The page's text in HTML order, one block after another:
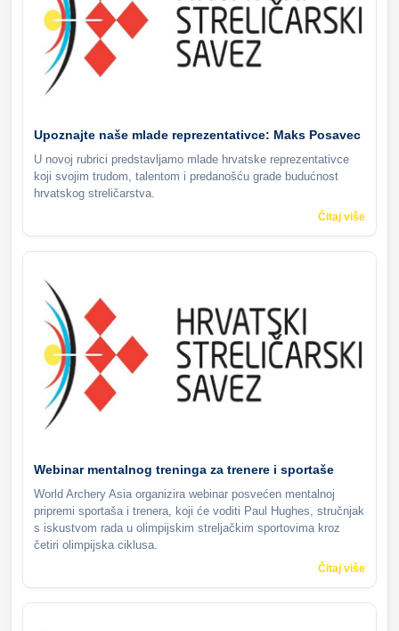
Upoznajte naše mlade reprezentativce: Maks Posavec
U novoj rubrici predstavljamo mlade hrvatske reprezentativce
koji svojim trudom, talentom i predanošću grade budućnost
hrvatskog streličarstva.
Čitaj više
Webinar mentalnog treninga za trenere i sportaše
World Archery Asia organizira webinar posvećen mentalnoj
pripremi sportaša i trenera, koji će voditi Paul Hughes, stručnjak
s iskustvom rada u olimpijskim streljačkim sportovima kroz
četiri olimpijska ciklusa.
Čitaj više